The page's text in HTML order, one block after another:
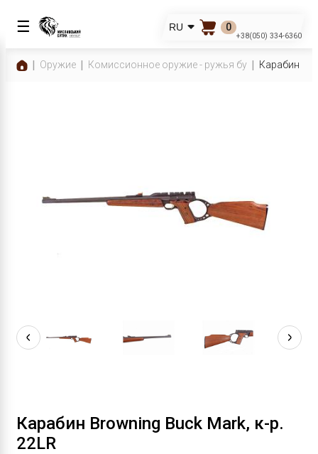
☰ RU 0
+38(050) 334-6360
Оружие Комиссионное оружие - ружья бу Карабин
Карабин Browning Buck Mark, к-р.
22LR